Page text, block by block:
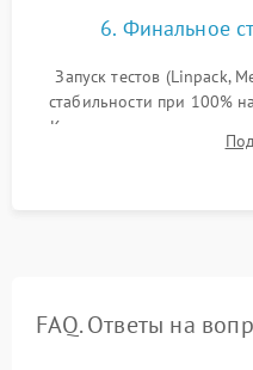
6. Финальное
Запуск тестов (Linpack,
стабильности при 100%
Контроль температурных
троттлинга и
FAQ. Ответы на